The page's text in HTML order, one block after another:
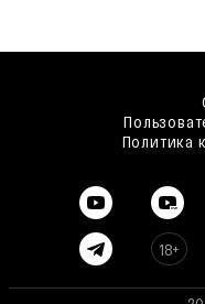
Политика
18+